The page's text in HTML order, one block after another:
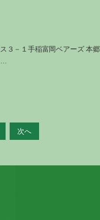
－１手稲富岡ベアーズ
次へ